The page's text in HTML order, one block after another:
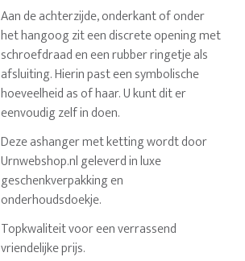
Aan de achterzijde, onderkant of onder
het hangoog zit een discrete opening met
schroefdraad en een rubber ringetje als
afsluiting. Hierin past een symbolische
hoeveelheid as of haar. U kunt dit er
eenvoudig zelf in doen.
Deze ashanger met ketting wordt door
Urnwebshop.nl geleverd in luxe
geschenkverpakking en
onderhoudsdoekje.
Topkwaliteit voor een verrassend
vriendelijke prijs.